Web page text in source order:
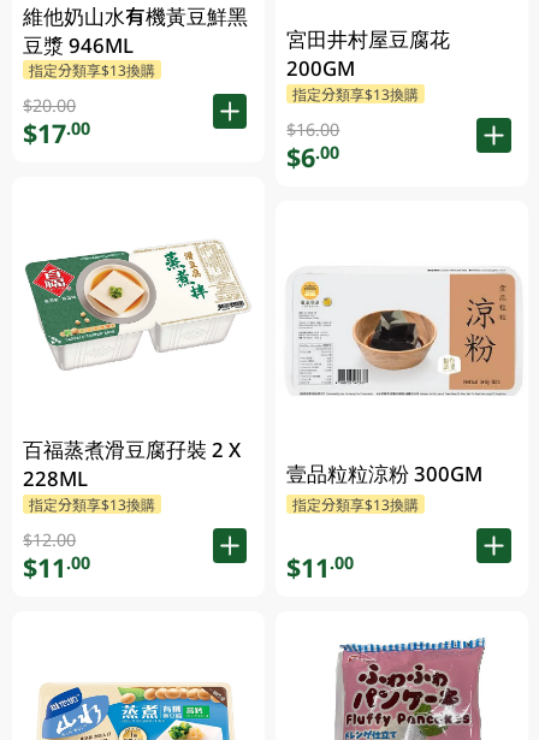
維他奶山水有機黃豆鮮黑
豆漿 946ML
指定分類享$13換購
$20.00
$17.00
百福蒸煮滑豆腐孖裝 2 X
228ML
指定分類享$13換購
$12.00
$11.00
宮田井村屋豆腐花
200GM
指定分類享$13換購
$16.00
$6.00
壹品粒粒涼粉 300GM
指定分類享$13換購
$11.00